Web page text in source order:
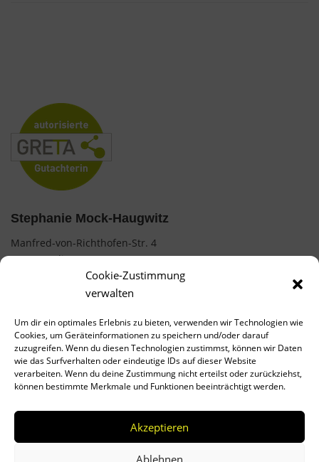
Cookie-Zustimmung
verwalten
Um dir ein optimales Erlebnis zu bieten, verwenden wir Technologien wie
Cookies, um Geräteinformationen zu speichern und/oder darauf
zuzugreifen. Wenn du diesen Technologien zustimmst, können wir Daten
wie das Surfverhalten oder eindeutige IDs auf dieser Website
verarbeiten. Wenn du deine Zustimmung nicht erteilst oder zurückziehst,
können bestimmte Merkmale und Funktionen beeinträchtigt werden.
Akzeptieren
Ablehnen
Stephanie Mock-Haugwitz
Manfred-von-Richthofen-Str. 4
12101 Berlin
mock.stephanie@web.de
AGB
Impressum
Datenschutz
Cookies